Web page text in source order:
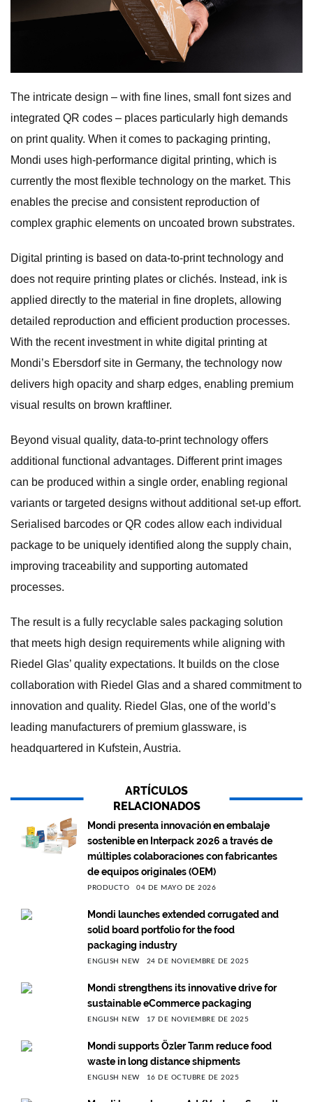
The intricate design – with fine lines, small font sizes and
integrated QR codes – places particularly high demands
on print quality. When it comes to packaging printing,
Mondi uses high-performance digital printing, which is
currently the most flexible technology on the market. This
enables the precise and consistent reproduction of
complex graphic elements on uncoated brown substrates.
Digital printing is based on data-to-print technology and
does not require printing plates or clichés. Instead, ink is
applied directly to the material in fine droplets, allowing
detailed reproduction and efficient production processes.
With the recent investment in white digital printing at
Mondi’s Ebersdorf site in Germany, the technology now
delivers high opacity and sharp edges, enabling premium
visual results on brown kraftliner.
Beyond visual quality, data-to-print technology offers
additional functional advantages. Different print images
can be produced within a single order, enabling regional
variants or targeted designs without additional set-up effort.
Serialised barcodes or QR codes allow each individual
package to be uniquely identified along the supply chain,
improving traceability and supporting automated
processes.
The result is a fully recyclable sales packaging solution
that meets high design requirements while aligning with
Riedel Glas’ quality expectations. It builds on the close
collaboration with Riedel Glas and a shared commitment to
innovation and quality. Riedel Glas, one of the world’s
leading manufacturers of premium glassware, is
headquartered in Kufstein, Austria.
ARTÍCULOS
RELACIONADOS
Mondi presenta innovación en embalaje
sostenible en Interpack 2026 a través de
múltiples colaboraciones con fabricantes
de equipos originales (OEM)
PRODUCTO 04 DE MAYO DE 2026
Mondi launches extended corrugated and
solid board portfolio for the food
packaging industry
ENGLISH NEW 24 DE NOVIEMBRE DE 2025
Mondi strengthens its innovative drive for
sustainable eCommerce packaging
ENGLISH NEW 17 DE NOVIEMBRE DE 2025
Mondi supports Özler Tarım reduce food
waste in long distance shipments
ENGLISH NEW 16 DE OCTUBRE DE 2025